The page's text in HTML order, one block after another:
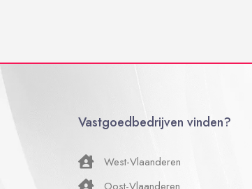
Vastgoedbedrijven vinden?
West-Vlaanderen